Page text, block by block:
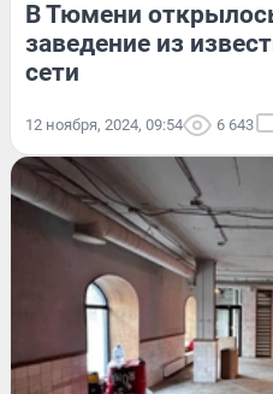
В Тюмени
заведение из
сети
12 ноября, 2024, 09:54 6 643